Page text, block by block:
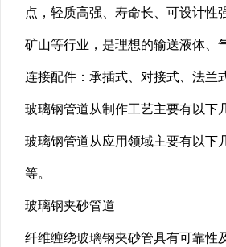
点，轻质高强、寿命长、可设计性
矿山等行业，是理想的输送液体、
连接配件：承插式、对接式、法兰
玻璃钢管道从制作工艺主要有以下
玻璃钢管道从应用领域主要有以下
等。
玻璃钢夹砂管道
纤维缠绕玻璃钢夹砂管具有可靠性